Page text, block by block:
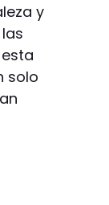
y
solo